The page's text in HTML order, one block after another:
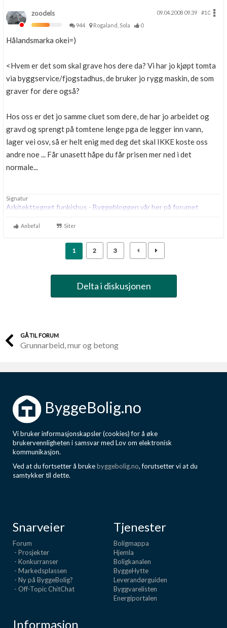
zoodels 09.04.2008 09.39
#10
944
Rogaland, Sola 0
Hålandsmarka okei=)
<Hvem er det som skal grave hos dere da? Vi har jo kjøpt tomta
via byggservice/fjogstadhus, de bruker jo rygg maskin, de som
graver for dere også?
Hos oss er det jo samme cluet som dere, de har jo arbeidet og
gravd og sprengt på tomtene lenge pga de legger inn vann,
lager vei osv, så er helt enig med deg det skal IKKE koste oss
andre noe ... Får unasett håpe du får prisen mer ned i det
normale...
Signatur
Arkitekttegnet funkishus - Byggebloggen vår her på forumet
Anbefal Siter
1 2 3
Delta i diskusjonen
GÅ TIL FORUM
Grunnarbeid, mur og betong
ByggeBolig.no
Vi bruker informasjonskapsler (cookies) for å øke
brukervennligheten i samsvar med Lov om elektronisk
kommunikasjon.
Ved at du fortsetter å brukebyggebolig.no, forutsetter vi at du
samtykker til dette.
Snarveier
Forum
- Prosjekter
- Konkurranser
- Markedsplassen
- Ny på ByggeBolig?
- Off-Topic ChitChat
Tjenester
Boligmappa
Hjemla
Boligkanalen
ByggeHytte
Leverandørguiden
Byggvarelisten
Energiportalen
Informasjon